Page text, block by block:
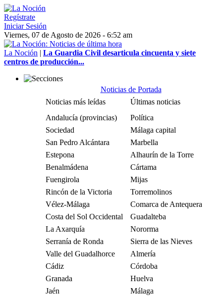
Regístrate
Iniciar Sesión
Viernes, 07 de Agosto de 2026 - 6:52 am
La Noción | La Guardia Civil desarticula cincuenta y siete
centros de producción...
Noticias de Portada
Noticias más leídas
Últimas noticias
Andalucía (provincias)
Política
Sociedad
Málaga capital
San Pedro Alcántara
Marbella
Estepona
Alhaurín de la Torre
Benalmádena
Cártama
Fuengirola
Mijas
Rincón de la Victoria
Torremolinos
Vélez-Málaga
Comarca de Antequera
Costa del Sol Occidental
Guadalteba
La Axarquía
Nororma
Serranía de Ronda
Sierra de las Nieves
Valle del Guadalhorce
Almería
Cádiz
Córdoba
Granada
Huelva
Jaén
Málaga